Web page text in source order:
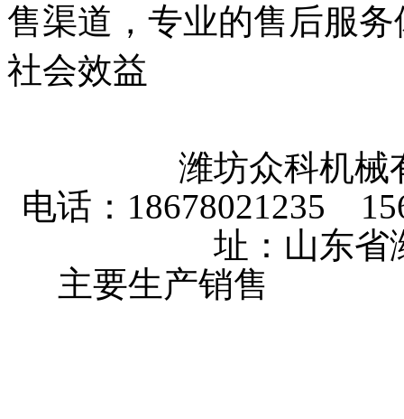
售渠道，专业的售后服
社会效益
潍坊众科机
电话：18678021235
址：山东省
主要生产销售